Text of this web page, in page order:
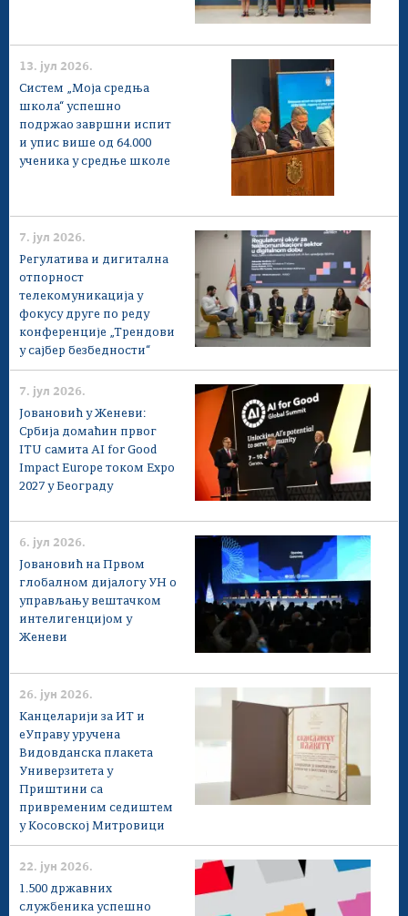
13. јул 2026.
Систем „Моја средња
школа“ успешно
подржао завршни испит
и упис више од 64.000
ученика у средње школе
7. јул 2026.
Регулатива и дигитална
отпорност
телекомуникација у
фокусу друге по реду
конференције „Трендови
у сајбер безбедности“
7. јул 2026.
Јовановић у Женеви:
Србија домаћин првог
ITU самита AI for Good
Impact Europe током Expo
2027 у Београду
6. јул 2026.
Јовановић на Првом
глобалном дијалогу УН о
управљању вештачком
интелигенцијом у
Женеви
26. јун 2026.
Канцеларији за ИТ и
еУправу уручена
Видовданска плакета
Универзитета у
Приштини са
привременим седиштем
у Косовској Митровици
22. јун 2026.
1.500 државних
службеника успешно